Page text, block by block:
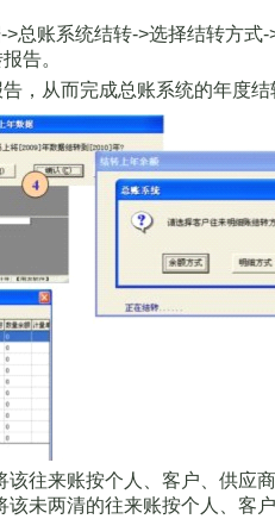
->总账系统结转->选择结转方式-
告。
，从而完成总账系统的年度结
该往来账按个人、客户、供应
该未两清的往来账按个人、客